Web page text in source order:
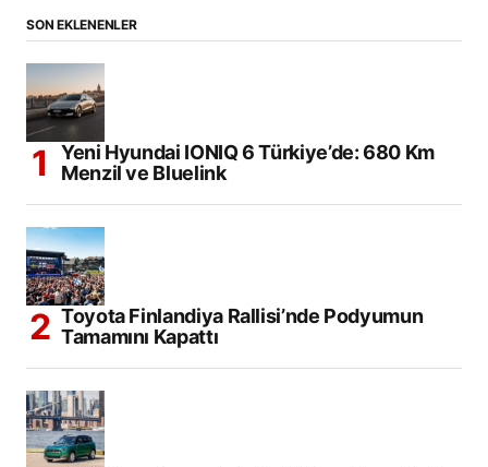
SON EKLENENLER
Yeni Hyundai IONIQ 6 Türkiye’de: 680 Km
Menzil ve Bluelink
Toyota Finlandiya Rallisi’nde Podyumun
Tamamını Kapattı